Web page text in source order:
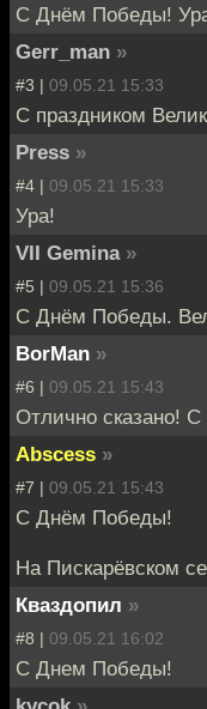
С Днём Победы!
Gerr_man »
#3 | 09.05.21 15:33
С праздником
Press »
#4 | 09.05.21 15:33
Ура!
VII Gemina »
#5 | 09.05.21 15:36
С Днём Победы.
BorMan »
#6 | 09.05.21 15:43
Отлично сказано! С
Abscess »
#7 | 09.05.21 15:43
С Днём Победы!
На Пискарёвском
Кваздопил »
#8 | 09.05.21 16:02
С Днем Победы!